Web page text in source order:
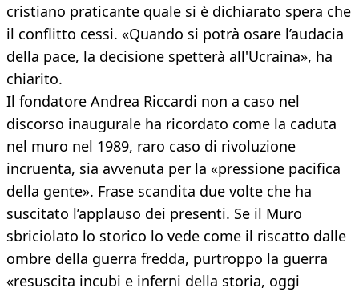
cristiano praticante quale si è dichiarato spera che
il conflitto cessi. «Quando si potrà osare l’audacia
della pace, la decisione spetterà all'Ucraina», ha
chiarito.
Il fondatore Andrea Riccardi non a caso nel
discorso inaugurale ha ricordato come la caduta
nel muro nel 1989, raro caso di rivoluzione
incruenta, sia avvenuta per la «pressione pacifica
della gente». Frase scandita due volte che ha
suscitato l’applauso dei presenti. Se il Muro
sbriciolato lo storico lo vede come il riscatto dalle
ombre della guerra fredda, purtroppo la guerra
«resuscita incubi e inferni della storia, oggi